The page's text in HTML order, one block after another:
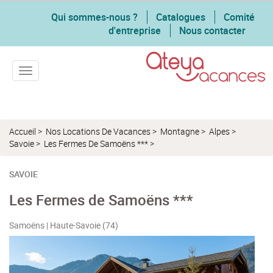
Qui sommes-nous ? Catalogues
Comité
d'entreprise
Nous contacter
Toggle navigation
Accueil > Nos Locations De Vacances> Montagne> Alpes>
Savoie> Les Fermes De Samoëns ***>
SAVOIE
Les Fermes de Samoëns ***
Samoëns | Haute-Savoie (74)